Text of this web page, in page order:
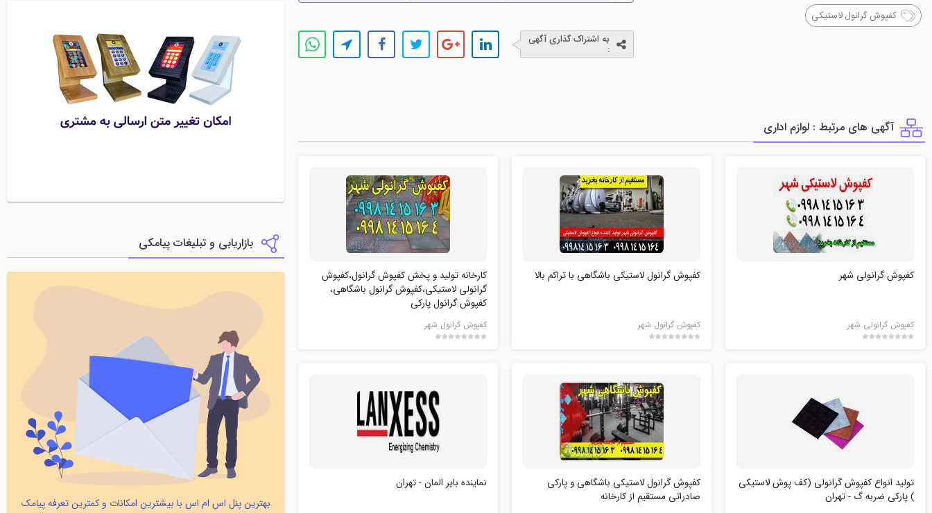
کفپوش گرانول لاستیکی
به اشتراک گذاری آگهی
:
آگهی های مرتبط : لوازم اداري
کفپوش گرانولی شهر
کفپوش گرانولی شهر
کفپوش گرانول لاستیکی باشگاهی با تراکم بالا
کفپوش گرانول شهر
کارخانه تولید و پخش کفپوش گرانول،کفپوش
گرانولی لاستیکی،کفپوش گرانول باشگاهی،
کفپوش گرانول پارکی
کفپوش گرانول شهر
تولید انواع کفپوش گرانولی (کف پوش لاستیکی
) پارکی ضربه گ - تهران
کفپوش گرانول لاستیکی باشگاهی و پارکی
صادراتی مستقیم از کارخانه
نماینده بایر المان - تهران
بازاریابی و تبلیغات پیامکی
بهترین پنل اس ام اس با بیشترین امکانات و کمترین تعرفه پیامک